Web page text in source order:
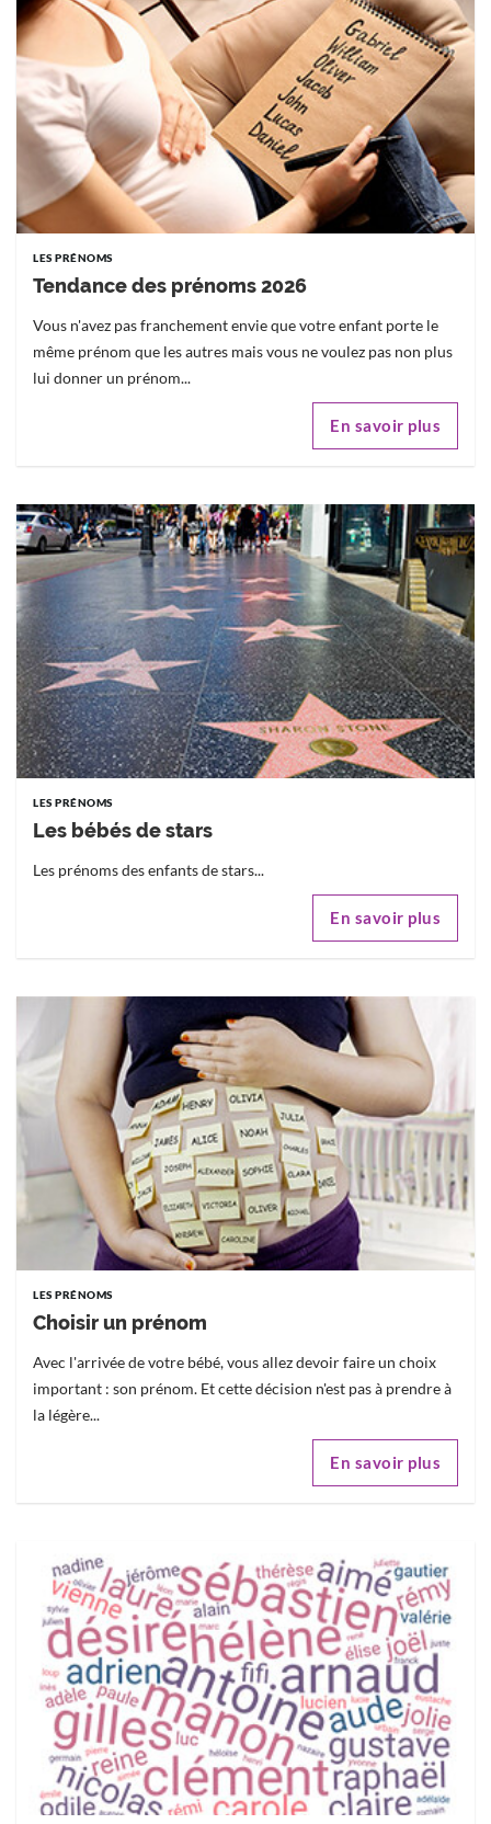
LES PRÉNOMS
Tendance des prénoms 2026
Vous n'avez pas franchement envie que votre enfant porte le
même prénom que les autres mais vous ne voulez pas non plus
lui donner un prénom...
En savoir plus
LES PRÉNOMS
Les bébés de stars
Les prénoms des enfants de stars...
En savoir plus
LES PRÉNOMS
Choisir un prénom
Avec l'arrivée de votre bébé, vous allez devoir faire un choix
important : son prénom. Et cette décision n'est pas à prendre à
la légère...
En savoir plus